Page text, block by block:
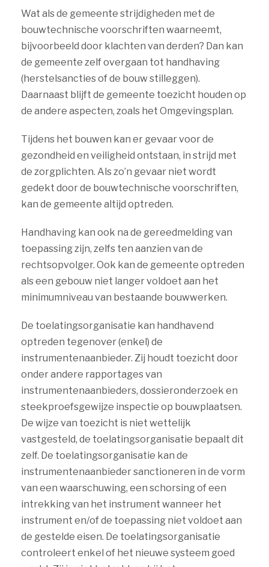
Wat als de gemeente strijdigheden met de
bouwtechnische voorschriften waarneemt,
bijvoorbeeld door klachten van derden? Dan kan
de gemeente zelf overgaan tot handhaving
(herstelsancties of de bouw stilleggen).
Daarnaast blijft de gemeente toezicht houden op
de andere aspecten, zoals het Omgevingsplan.
Tijdens het bouwen kan er gevaar voor de
gezondheid en veiligheid ontstaan, in strijd met
de zorgplichten. Als zo’n gevaar niet wordt
gedekt door de bouwtechnische voorschriften,
kan de gemeente altijd optreden.
Handhaving kan ook na de gereedmelding van
toepassing zijn, zelfs ten aanzien van de
rechtsopvolger. Ook kan de gemeente optreden
als een gebouw niet langer voldoet aan het
minimumniveau van bestaande bouwwerken.
De toelatingsorganisatie kan handhavend
optreden tegenover (enkel) de
instrumentenaanbieder. Zij houdt toezicht door
onder andere rapportages van
instrumentenaanbieders, dossieronderzoek en
steekproefsgewijze inspectie op bouwplaatsen.
De wijze van toezicht is niet wettelijk
vastgesteld, de toelatingsorganisatie bepaalt dit
zelf. De toelatingsorganisatie kan de
instrumentenaanbieder sanctioneren in de vorm
van een waarschuwing, een schorsing of een
intrekking van het instrument wanneer het
instrument en/of de toepassing niet voldoet aan
de gestelde eisen. De toelatingsorganisatie
controleert enkel of het nieuwe systeem goed